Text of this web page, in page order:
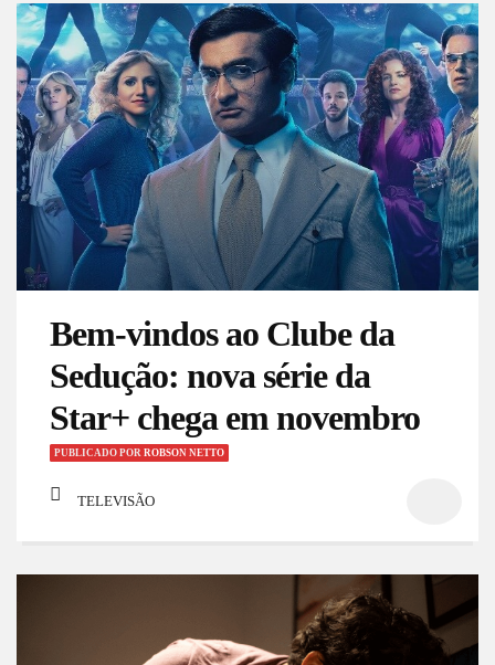
Bem-vindos ao Clube da
Sedução: nova série da
Star+ chega em novembro
PUBLICADO POR ROBSON NETTO
TELEVISÃO